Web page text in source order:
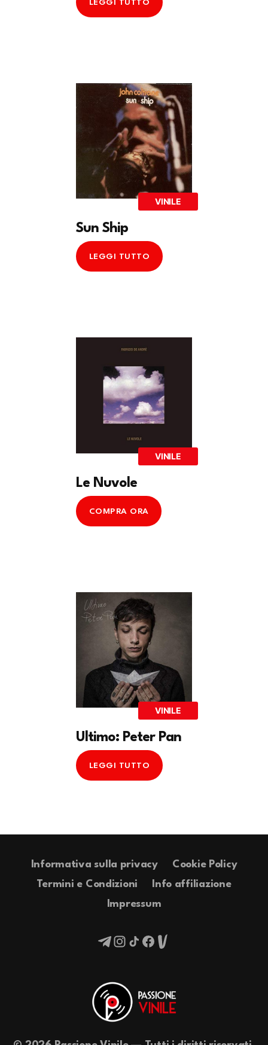
LEGGI TUTTO
VINILE
Sun Ship
LEGGI TUTTO
VINILE
Le Nuvole
COMPRA ORA
VINILE
Ultimo: Peter Pan
LEGGI TUTTO
Informativa sulla privacy
Cookie Policy
Termini e Condizioni
Info affiliazione
Impressum